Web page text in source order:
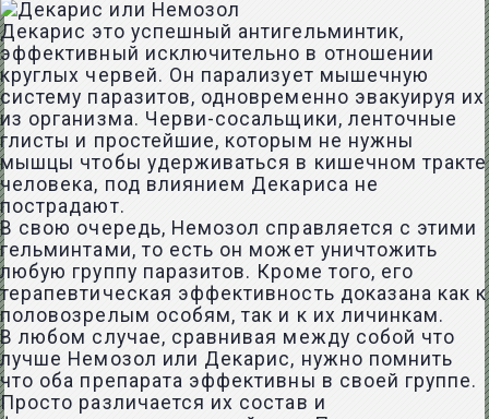
Декарис это успешный антигельминтик,
эффективный исключительно в отношении
круглых червей. Он парализует мышечную
систему паразитов, одновременно эвакуируя их
из организма. Черви-сосальщики, ленточные
глисты и простейшие, которым не нужны
мышцы чтобы удерживаться в кишечном тракте
человека, под влиянием Декариса не
пострадают.
В свою очередь, Немозол справляется с этими
гельминтами, то есть он может уничтожить
любую группу паразитов. Кроме того, его
терапевтическая эффективность доказана как к
половозрелым особям, так и к их личинкам.
В любом случае, сравнивая между собой что
лучше Немозол или Декарис, нужно помнить
что оба препарата эффективны в своей группе.
Просто различается их состав и